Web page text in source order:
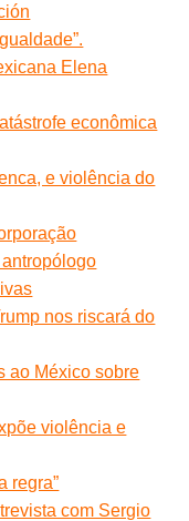
Elena
econômica
e violência do
nos riscará do
ao México sobre
violência e
regra”
com Sergio